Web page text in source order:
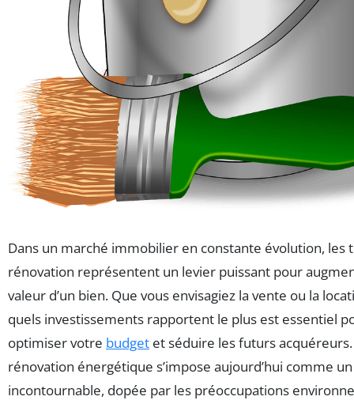
Dans un marché immobilier en constante évolution, les
rénovation représentent un levier puissant pour
valeur d’un bien. Que vous envisagiez la vente ou la
quels investissements rapportent le plus est essentiel
optimiser votre budget et séduire les futurs acquéreurs.
rénovation énergétique s’impose aujourd’hui comme
incontournable, dopée par les préoccupations